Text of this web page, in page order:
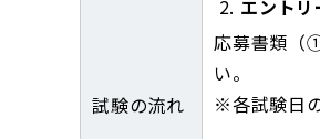
試験の流れ
エント
応募書類（
い。
※各試験日